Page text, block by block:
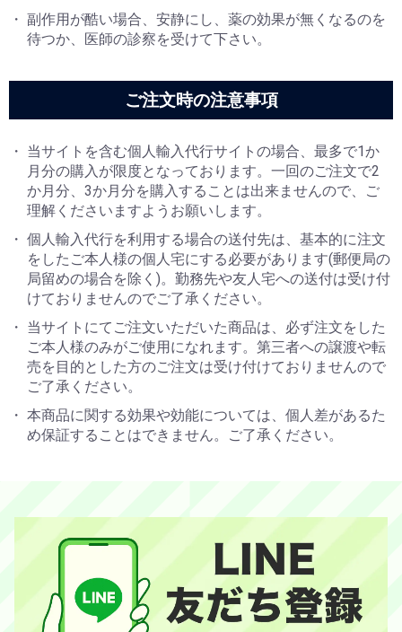
副作用が酷い場合、安静にし、薬の効果が無くなるのを
待つか、医師の診察を受けて下さい。
ご注文時の注意事項
当サイトを含む個人輸入代行サイトの場合、最多で1か
月分の購入が限度となっております。一回のご注文で2
か月分、3か月分を購入することは出来ませんので、ご
理解くださいますようお願いします。
個人輸入代行を利用する場合の送付先は、基本的に注文
をしたご本人様の個人宅にする必要があります(郵便局の
局留めの場合を除く)。勤務先や友人宅への送付は受け付
けておりませんのでご了承ください。
当サイトにてご注文いただいた商品は、必ず注文をした
ご本人様のみがご使用になれます。第三者への譲渡や転
売を目的とした方のご注文は受け付けておりませんので
ご了承ください。
本商品に関する効果や効能については、個人差があるた
め保証することはできません。ご了承ください。